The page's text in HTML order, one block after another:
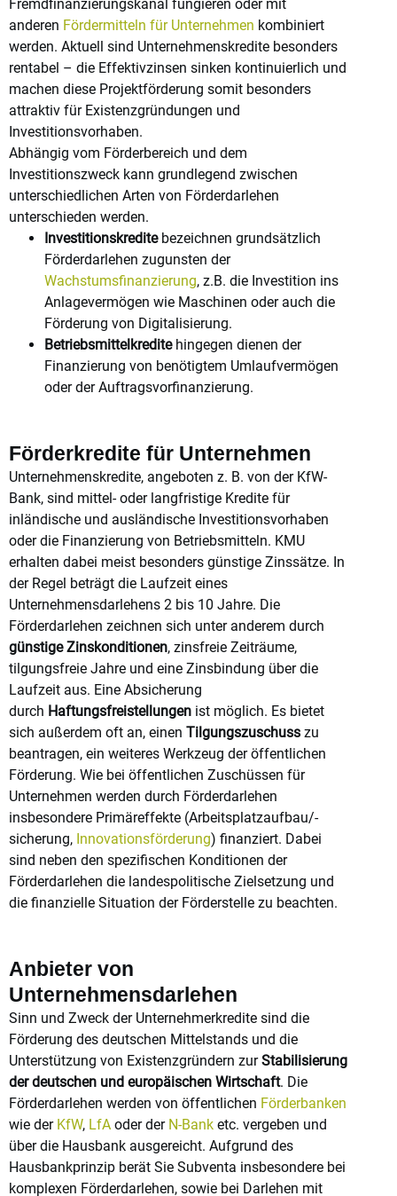
Fremdfinanzierungskanal fungieren oder mit
anderen Fördermitteln für Unternehmen kombiniert
werden. Aktuell sind Unternehmenskredite besonders
rentabel – die Effektivzinsen sinken kontinuierlich und
machen diese Projektförderung somit besonders
attraktiv für Existenzgründungen und
Investitionsvorhaben.
Abhängig vom Förderbereich und dem
Investitionszweck kann grundlegend zwischen
unterschiedlichen Arten von Förderdarlehen
unterschieden werden.
Investitionskreditebezeichnen grundsätzlich
Förderdarlehen zugunsten der
Wachstumsfinanzierung, z.B. die Investition ins
Anlagevermögen wie Maschinen oder auch die
Förderung von Digitalisierung.
Betriebsmittelkreditehingegen dienen der
Finanzierung von benötigtem Umlaufvermögen
oder der Auftragsvorfinanzierung.
Förderkredite für Unternehmen
Unternehmenskredite, angeboten z. B. von der KfW-
Bank, sind mittel- oder langfristige Kredite für
inländische und ausländische Investitionsvorhaben
oder die Finanzierung von Betriebsmitteln. KMU
erhalten dabei meist besonders günstige Zinssätze. In
der Regel beträgt die Laufzeit eines
Unternehmensdarlehens 2 bis 10 Jahre. Die
Förderdarlehen zeichnen sich unter anderem durch
günstige Zinskonditionen, zinsfreie Zeiträume,
tilgungsfreie Jahre und eine Zinsbindung über die
Laufzeit aus. Eine Absicherung
durch Haftungsfreistellungen ist möglich. Es bietet
sich außerdem oft an, einen Tilgungszuschuss zu
beantragen, ein weiteres Werkzeug der öffentlichen
Förderung. Wie bei öffentlichen Zuschüssen für
Unternehmen werden durch Förderdarlehen
insbesondere Primäreffekte (Arbeitsplatzaufbau/-
sicherung, Innovationsförderung) finanziert. Dabei
sind neben den spezifischen Konditionen der
Förderdarlehen die landespolitische Zielsetzung und
die finanzielle Situation der Förderstelle zu beachten.
Anbieter von
Unternehmensdarlehen
Sinn und Zweck der Unternehmerkredite sind die
Förderung des deutschen Mittelstands und die
Unterstützung von Existenzgründern zurStabilisierung
der deutschen und europäischen Wirtschaft. Die
Förderdarlehen werden von öffentlichen Förderbanken
wie der KfW, LfA oder der N-Bank etc. vergeben und
über die Hausbank ausgereicht. Aufgrund des
Hausbankprinzip berät Sie Subventa insbesondere bei
komplexen Förderdarlehen, sowie bei Darlehen mit